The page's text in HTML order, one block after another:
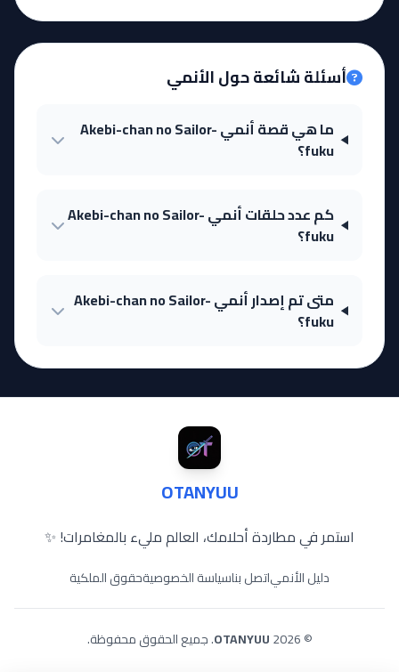
أسئلة شائعة حول الأنمي
ما هي قصة أنمي Akebi-chan no Sailor-
fuku؟
كم عدد حلقات أنمي Akebi-chan no Sailor-
fuku؟
متى تم إصدار أنمي Akebi-chan no Sailor-
fuku؟
OTANYUU
استمر في مطاردة أحلامك، العالم مليء بالمغامرات! ✨
دليل الأنمياتصل بناسياسة الخصوصيةحقوق الملكية
© 2026
OTANYUU. جميع الحقوق محفوظة.